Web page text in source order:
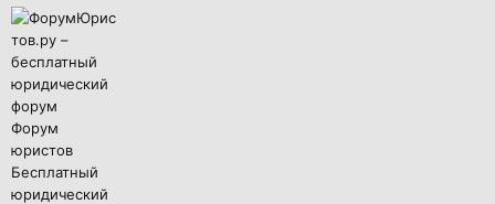
Форум
юристов
Бесплатный
юридический